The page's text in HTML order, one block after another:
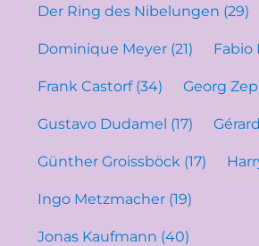
Der Ring des Nibelungen (29)
Dominique Meyer (21) Fabio
Frank Castorf(34) Georg
Gustavo Dudamel (17)
Günther Groissböck (17)
Ingo Metzmacher (19)
Jonas Kaufmann (40)